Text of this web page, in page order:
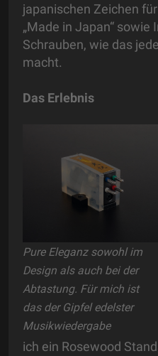
japanischen Zeichen
„Made in Japan“ sowie
Schrauben, wie das
macht.
Das Erlebnis
Pure Eleganz sowohl im
Design als auch bei der
Abtastung. Für mich ist
das der Gipfel edelster
Musikwiedergabe
ich ein Rosewood